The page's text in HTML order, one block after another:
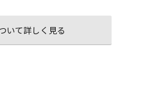
いて詳しく見る